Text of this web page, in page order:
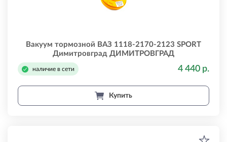
Вакуум тормозной ВАЗ 1118-2170-2123 SPORT
Димитровград ДИМИТРОВГРАД
1118351001050спорт
наличие в сети 4 440 р.
Купить